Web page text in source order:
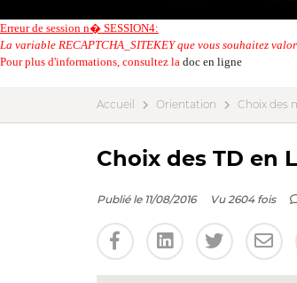
Erreur de session n� SESSION4:
La variable RECAPTCHA_SITEKEY que vous souhaitez
Pour plus d'informations, consultez la doc en ligne
Accueil Orientation Choix des
Choix des TD en
Publié le 11/08/2016 Vu 2604 fois